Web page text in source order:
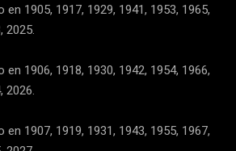
1905, 1917, 1929, 1941, 1953, 1965,
2025.
1906, 1918, 1930, 1942, 1954, 1966,
2026.
1907, 1919, 1931, 1943, 1955, 1967,